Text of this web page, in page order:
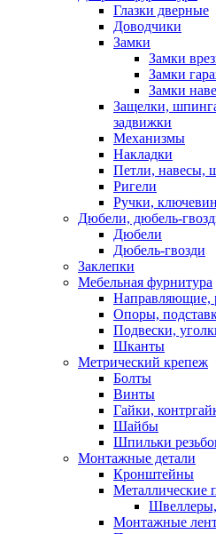
Глазки дверные
Доводчики
Замки
Замки
Замки
Замки
Защелки,
задвижки
Механизмы
Накладки
Петли, навесы,
Ригели
Ручки,
Дюбели, дюбель-
Дюбели
Дюбель-гвозди
Заклепки
Мебельная фурнитура
Направляющие,
Опоры,
Подвески,
Шканты
Метрический крепеж
Болты
Винты
Гайки,
Шайбы
Шпильки
Монтажные детали
Кронштейны
Металлические
Монтажные